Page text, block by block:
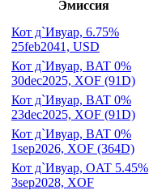
Эмиссия
Кот д`Ивуар, 6.75%
25feb2041, USD
Кот д`Ивуар, BAT 0%
30dec2025, XOF (91D)
Кот д`Ивуар, BAT 0%
23dec2025, XOF (91D)
Кот д`Ивуар, BAT 0%
1sep2026, XOF (364D)
Кот д`Ивуар, OAT 5.45%
3sep2028, XOF